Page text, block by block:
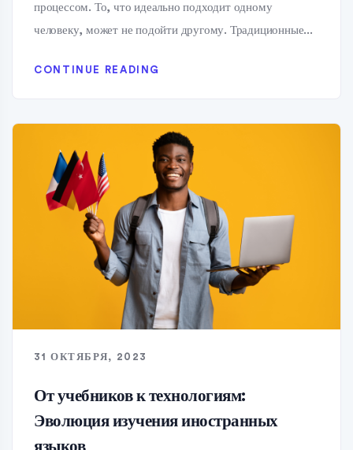
процессом. То, что идеально подходит одному
человеку, может не подойти другому. Традиционные...
CONTINUE READING
31 ОКТЯБРЯ, 2023
От учебников к технологиям:
Эволюция изучения иностранных
языков